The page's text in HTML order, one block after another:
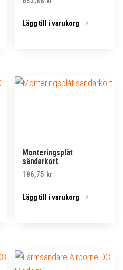
Lägg till i varukorg
Monteringsplåt
sändarkort
186,75 kr
Lägg till i varukorg